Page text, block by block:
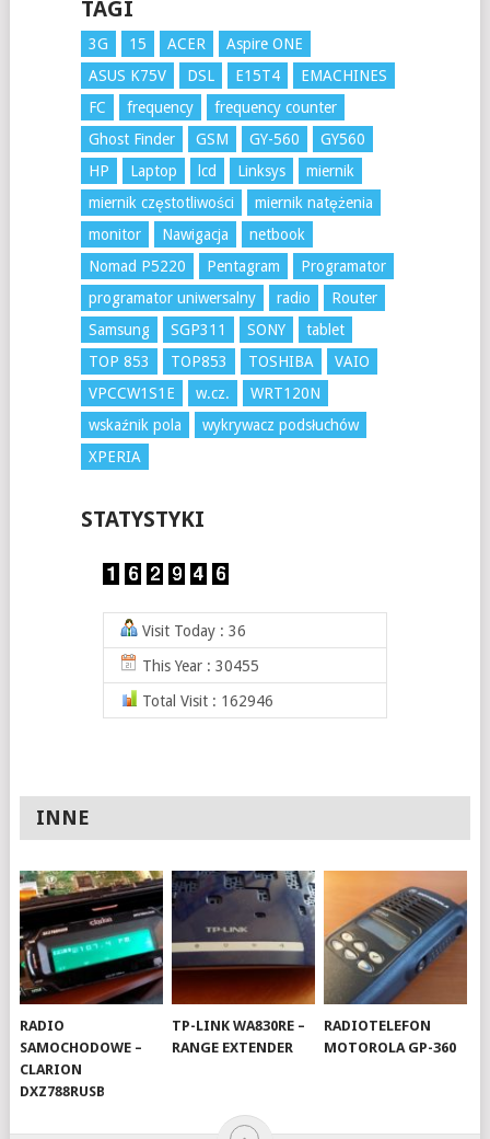
TAGI
3G 15 ACER
Aspire ONE
ASUS K75V
DSL E15T4
EMACHINES
FC
frequency
frequency counter
Ghost Finder
GSM GY-560
GY560
HP
Laptop lcd Linksys
miernik
miernik częstotliwości
miernik natężenia
monitor
Nawigacja
netbook
Nomad P5220
Pentagram
Programator
programator uniwersalny
radio
Router
Samsung
SGP311 SONY
tablet
TOP 853
TOP853 TOSHIBA
VAIO
VPCCW1S1E
w.cz.
WRT120N
wskaźnik pola
wykrywacz podsłuchów
XPERIA
STATYSTYKI
Visit Today : 36
This Year : 30455
Total Visit : 162946
INNE
RADIO
SAMOCHODOWE –
CLARION
DXZ788RUSB
TP-LINK WA830RE –
RANGE EXTENDER
RADIOTELEFON
MOTOROLA GP-360